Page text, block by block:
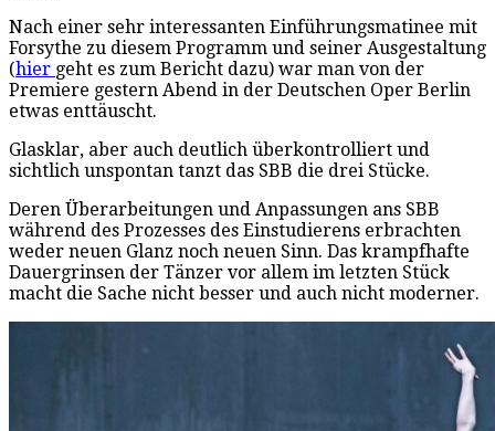
Nach einer sehr interessanten Einführungsmatinee mit
Forsythe zu diesem Programm und seiner Ausgestaltung
(hier geht es zum Bericht dazu) war man von der
Premiere gestern Abend in der Deutschen Oper Berlin
etwas enttäuscht.
Glasklar, aber auch deutlich überkontrolliert und
sichtlich unspontan tanzt das SBB die drei Stücke.
Deren Überarbeitungen und Anpassungen ans SBB
während des Prozesses des Einstudierens erbrachten
weder neuen Glanz noch neuen Sinn. Das krampfhafte
Dauergrinsen der Tänzer vor allem im letzten Stück
macht die Sache nicht besser und auch nicht moderner.